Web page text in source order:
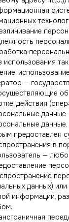
использования
—
действия
предоставлен
в
—
данных)
информации,